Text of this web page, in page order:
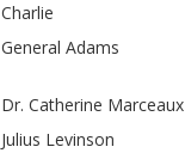
Charlie
General Adams
Dr. Catherine Marceaux
Julius Levinson